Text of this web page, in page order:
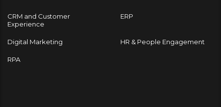
CRM and Customer
Experience
ERP
Digital Marketing HR & People Engagement
RPA